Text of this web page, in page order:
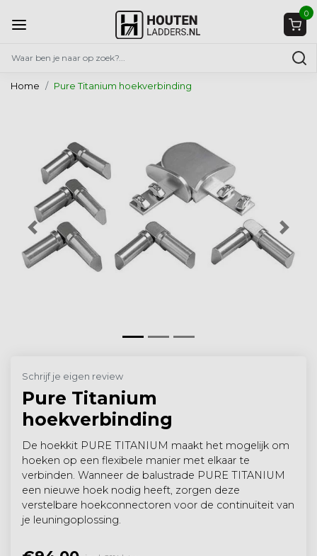
0
Home Pure Titanium hoekverbinding
Vorige
Schrijf je eigen review
Pure Titanium
hoekverbinding
De hoekkit PURE TITANIUM maakt het mogelijk om
hoeken op een flexibele manier met elkaar te
verbinden. Wanneer de balustrade PURE TITANIUM
een nieuwe hoek nodig heeft, zorgen deze
verstelbare hoekconnectoren voor de continuïteit van
je leuningoplossing.